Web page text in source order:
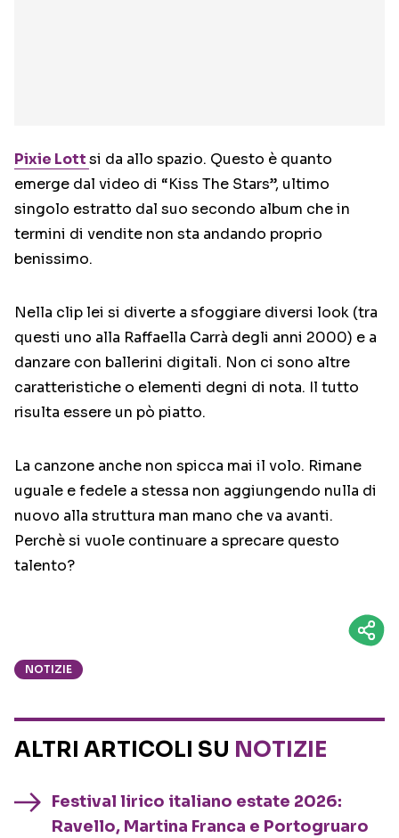
Pixie Lottsi da allo spazio. Questo è quanto
emerge dal video di “Kiss The Stars”, ultimo
singolo estratto dal suo secondo album che in
termini di vendite non sta andando proprio
benissimo.
Nella clip lei si diverte a sfoggiare diversi look (tra
questi uno alla Raffaella Carrà degli anni 2000) e a
danzare con ballerini digitali. Non ci sono altre
caratteristiche o elementi degni di nota. Il tutto
risulta essere un pò piatto.
La canzone anche non spicca mai il volo. Rimane
uguale e fedele a stessa non aggiungendo nulla di
nuovo alla struttura man mano che va avanti.
Perchè si vuole continuare a sprecare questo
talento?
NOTIZIE
ALTRI ARTICOLI SU NOTIZIE
Festival lirico italiano estate 2026:
Ravello, Martina Franca e Portogruaro